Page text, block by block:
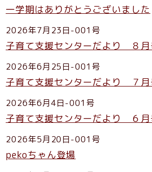
一学期はありがとうございました
2026年7月23日-001号
子育て支援センターだより ８月
2026年6月25日-001号
子育て支援センターだより ７月
2026年6月4日-001号
子育て支援センターだより ６月
2026年5月20日-001号
pekoちゃん登場